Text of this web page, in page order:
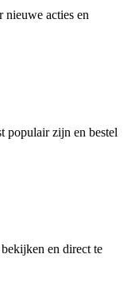
nieuwe acties en
populair zijn en bestel
en direct te